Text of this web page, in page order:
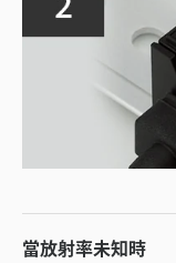
當放射率未知時